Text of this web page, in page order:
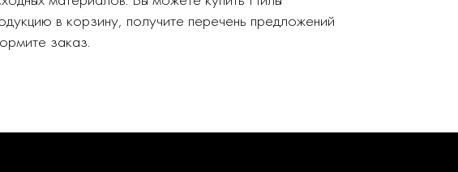
в корзину, получите перечень предложений
заказ.